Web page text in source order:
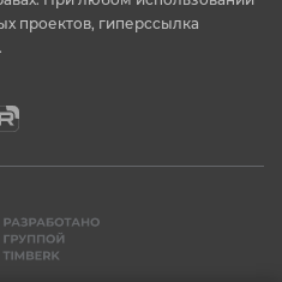
проектов, гиперссылка